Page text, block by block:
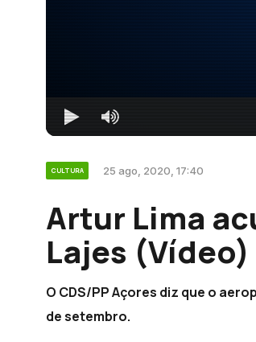
CULTURA 25 ago, 2020, 17:40
Artur Lima
Lajes (Vídeo)
O CDS/PP Açores diz que o
de setembro.